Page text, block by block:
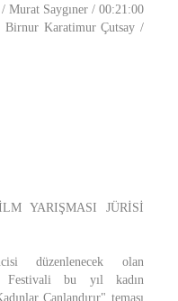
Saygıner / 00:21:00
Karatimur Çutsay /
YARIŞMASI JÜRİSİ
düzenlenecek olan
Festivali bu yıl kadın
Canlandırır" teması